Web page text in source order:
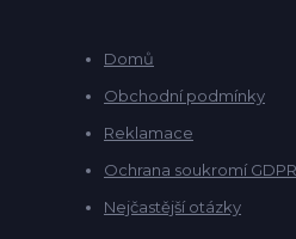
Domů
Obchodní podmínky
Reklamace
Ochrana soukromí GDPR
Nejčastější otázky